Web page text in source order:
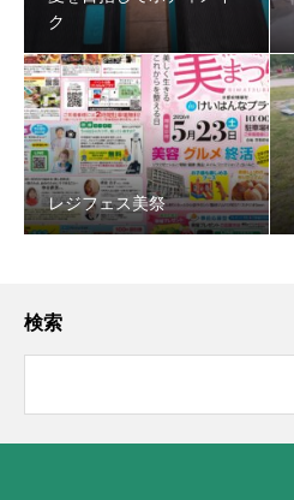
ク
レジフェス美祭
検索